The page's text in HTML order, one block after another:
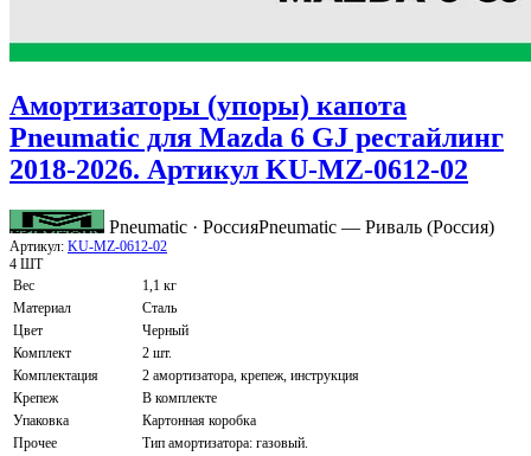
Амортизаторы (упоры) капота
Pneumatic для Mazda 6 GJ рестайлинг
2018-2026. Артикул KU-MZ-0612-02
Pneumatic · РоссияPneumatic — Риваль (Россия)
Артикул: KU-MZ-0612-02
4 ШТ
Вес
1,1 кг
Материал
Сталь
Цвет
Черный
Комплект
2 шт.
Комплектация
2 амортизатора, крепеж, инструкция
Крепеж
В комплекте
Упаковка
Картонная коробка
Прочее
Тип амортизатора: газовый.